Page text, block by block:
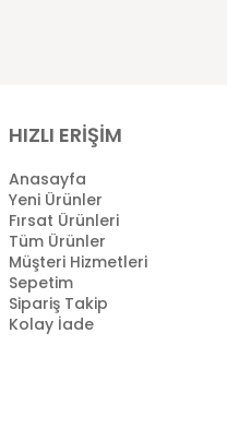
HIZLI ERİŞİM
Anasayfa
Yeni Ürünler
Fırsat Ürünleri
Tüm Ürünler
Müşteri Hizmetleri
Sepetim
Sipariş Takip
Kolay İade